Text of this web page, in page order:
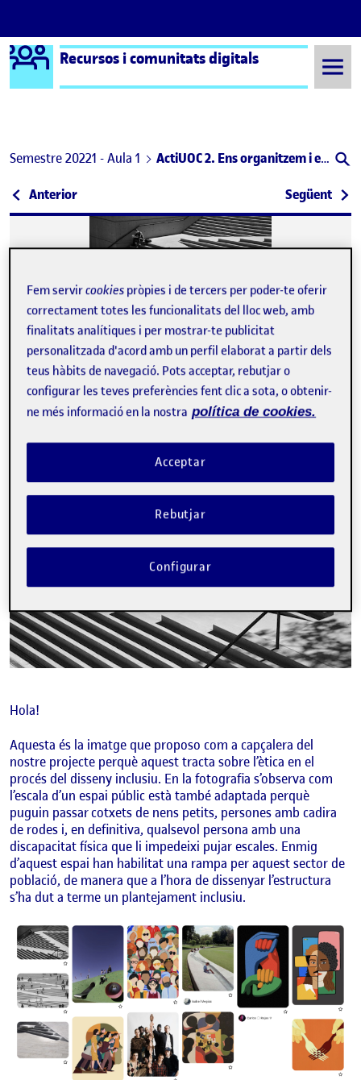
Saltar al contingut
Logo Ágora
Recursos i comunitats digitals
Semestre 20221 - Aula 1 ActiUOC 2. Ens organitzem i estructurem el projecte
Navegació d'entrades
Anterior: ActiUOC 2 Següent:
Publicat perActiUOC 2. Ens organitzem i
Publicat per
Júlia
Visibilitat:
Públic Data de publicació
23 Nov. 2022 13 desembre, 2022 10:52 am
el ActiUOC 2. Ens organitzem i
Hola!
Aquesta és la imatge que proposo com a capçalera del
nostre projecte perquè aquest tracta sobre l’ètica en el
procés del disseny inclusiu. En la fotografia s’observa com
l’escala d’un espai públic està també adaptada perquè
puguin passar cotxets de nens petits, persones amb cadira
de rodes i, en definitiva, qualsevol persona amb una
discapacitat física que li impedeixi pujar escales. Enmig
d’aquest espai han habilitat una rampa per aquest sector de
població, de manera que a l’hora de dissenyar l’estructura
s’ha dut a terme un plantejament inclusiu.
Fem servircookies pròpies i de tercers per poder-te oferir
correctament totes les funcionalitats del lloc web, amb
finalitats analítiques i per mostrar-te publicitat
personalitzada d'acord amb un perfil elaborat a partir dels
teus hàbits de navegació. Pots acceptar, rebutjar o
configurar les teves preferències fent clic a sota, o obtenir-
ne més informació en la nostra política de cookies.
Rebutjar
Acceptar
Configurar